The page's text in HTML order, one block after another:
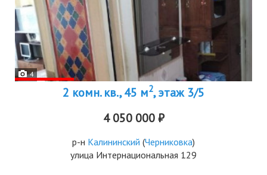
4
2 комн. кв., 45 м2, этаж 3/5
4 050 000 ₽
р-н Калининский (Черниковка)
улица Интернациональная 129